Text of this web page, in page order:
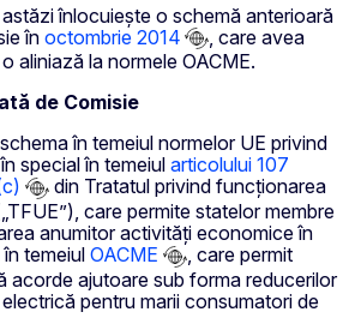
înlocuiește o schemă anterioară
în octombrie 2014
, care avea
aliniază la normele OACME.
de Comisie
în temeiul normelor UE privind
special în temeiul articolului 107
din Tratatul privind funcționarea
care permite statelor membre
anumitor activități economice în
temeiulOACME
, care permit
acorde ajutoare sub forma reducerilor
pentru marii consumatori de